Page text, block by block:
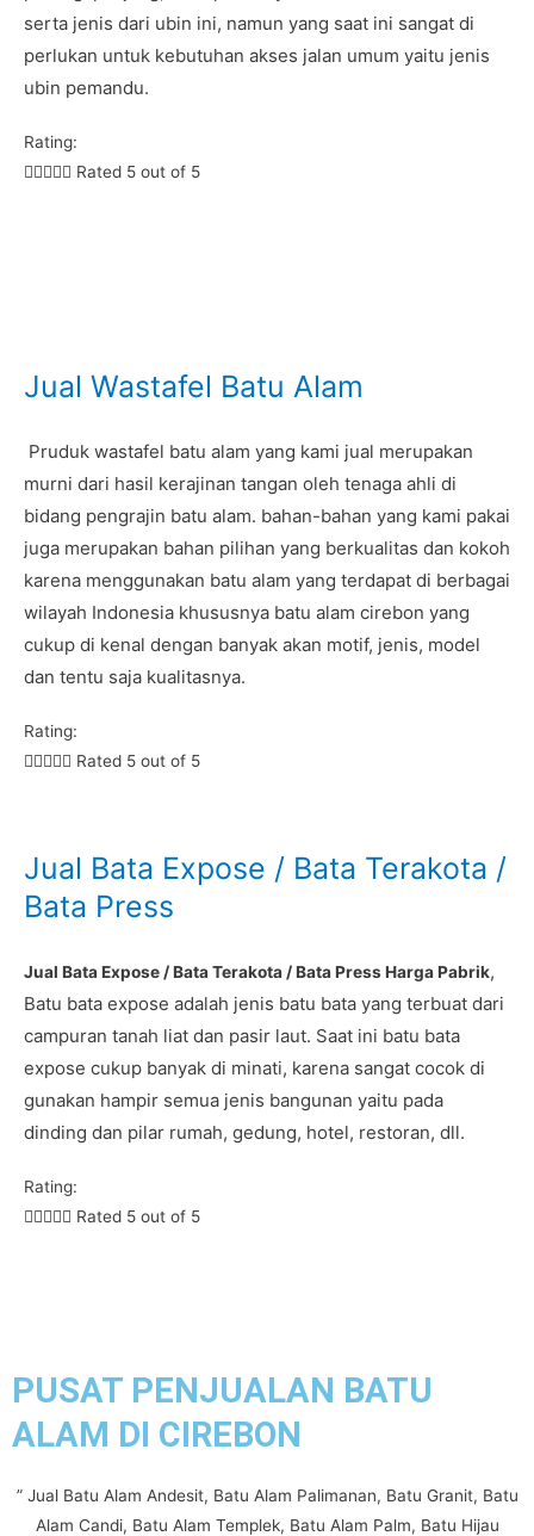
serta jenis dari ubin ini, namun yang saat ini sangat di
perlukan untuk kebutuhan akses jalan umum yaitu jenis
ubin pemandu.
Rating:
 Rated 5 out of 5
Jual Wastafel Batu Alam
Pruduk wastafel batu alam yang kami jual merupakan
murni dari hasil kerajinan tangan oleh tenaga ahli di
bidang pengrajin batu alam. bahan-bahan yang kami pakai
juga merupakan bahan pilihan yang berkualitas dan kokoh
karena menggunakan batu alam yang terdapat di berbagai
wilayah Indonesia khususnya batu alam cirebon yang
cukup di kenal dengan banyak akan motif, jenis, model
dan tentu saja kualitasnya.
Rating:
 Rated 5 out of 5
Jual Bata Expose / Bata Terakota /
Bata Press
Jual Bata Expose / Bata Terakota / Bata Press Harga Pabrik,
Batu bata expose adalah jenis batu bata yang terbuat dari
campuran tanah liat dan pasir laut. Saat ini batu bata
expose cukup banyak di minati, karena sangat cocok di
gunakan hampir semua jenis bangunan yaitu pada
dinding dan pilar rumah, gedung, hotel, restoran, dll.
Rating:
 Rated 5 out of 5
PUSAT PENJUALAN BATU
ALAM DI CIREBON
” Jual Batu Alam Andesit, Batu Alam Palimanan, Batu Granit, Batu
Alam Candi, Batu Alam Templek, Batu Alam Palm, Batu Hijau